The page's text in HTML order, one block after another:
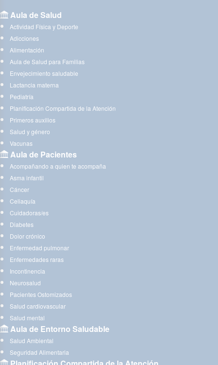
Aula de Salud
Actividad Física y Deporte
Adicciones
Alimentación
Aula de Salud para Familias
Envejecimiento saludable
Lactancia materna
Pediatría
Planificación Compartida de la Atención
Primeros auxilios
Salud y género
Vacunas
Aula de Pacientes
Acompañando a quien te acompaña
Asma infantil
Cáncer
Celiaquía
Cuidadoras/es
Diabetes
Dolor crónico
Enfermedad pulmonar
Enfermedades raras
Incontinencia
Neurosalud
Pacientes Ostomizados
Salud cardiovascular
Salud mental
Aula de Entorno Saludable
Salud Ambiental
Seguridad Alimentaria